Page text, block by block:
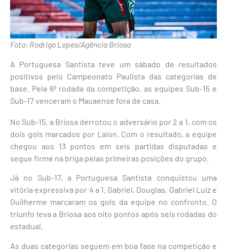
Foto: Rodrigo Lopes/Agência Briosa
A Portuguesa Santista teve um sábado de resultados
positivos pelo Campeonato Paulista das categorias de
base. Pela 6ª rodada da competição, as equipes Sub-15 e
Sub-17 venceram o Mauaense fora de casa.
No Sub-15, a Briosa derrotou o adversário por 2 a 1, com os
dois gols marcados por Laion. Com o resultado, a equipe
chegou aos 13 pontos em seis partidas disputadas e
segue firme na briga pelas primeiras posições do grupo.
Já no Sub-17, a Portuguesa Santista conquistou uma
vitória expressiva por 4 a 1. Gabriel, Douglas, Gabriel Luiz e
Guilherme marcaram os gols da equipe no confronto. O
triunfo leva a Briosa aos oito pontos após seis rodadas do
estadual.
As duas categorias seguem em boa fase na competição e